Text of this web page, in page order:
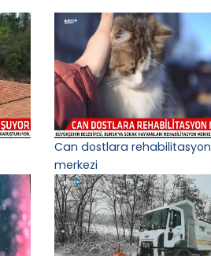
Can dostlara rehabilitasyon
merkezi